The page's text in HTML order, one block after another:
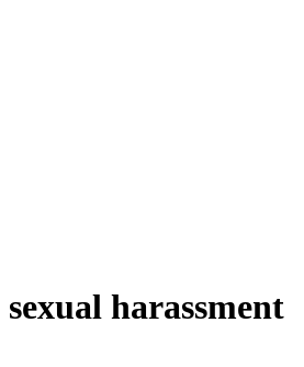
sexual harassment